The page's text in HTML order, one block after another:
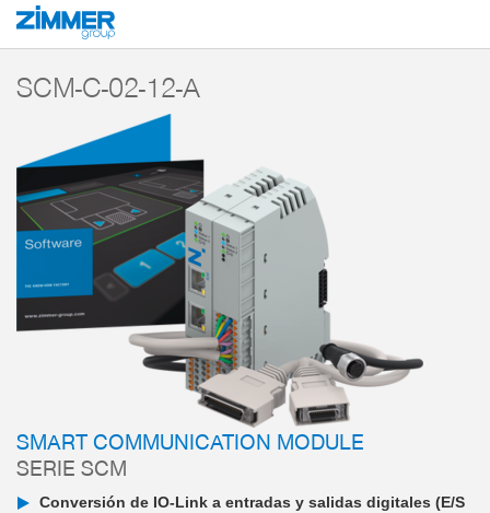
Inicio Productos
SCM-C-02-12-A
SMART COMMUNICATION MODULE
SERIE SCM
Conversión de IO-Link a entradas y salidas digitales (E/S